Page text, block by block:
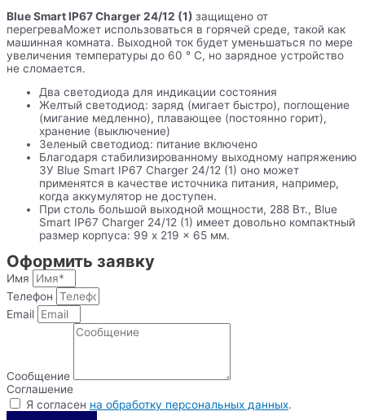
Blue Smart IP67 Charger 24/12 (1) защищено от
перегреваМожет использоваться в горячей среде, такой как
машинная комната. Выходной ток будет уменьшаться по мере
увеличения температуры до 60 ° C, но зарядное устройство
не сломается.
Два светодиода для индикации состояния
Желтый светодиод: заряд (мигает быстро), поглощение
(мигание медленно), плавающее (постоянно горит),
хранение (выключение)
Зеленый светодиод: питание включено
Благодаря стабилизированному выходному напряжению
ЗУ Blue Smart IP67 Charger 24/12 (1) оно может
применятся в качестве источника питания, например,
когда аккумулятор не доступен.
При столь большой выходной мощности, 288 Вт., Blue
Smart IP67 Charger 24/12 (1) имеет довольно компактный
размер корпуса: 99 x 219 x 65 мм.
Оформить заявку
Имя
Телефон
Email
Сообщение
Соглашение
Я согласен на обработку персональных данных.